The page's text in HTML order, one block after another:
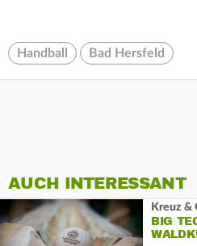
Handball Bad Hersfeld
AUCH INTERESSANT
Kreuz &
BIG